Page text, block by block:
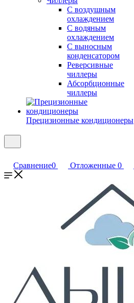
С воздушным
охлаждением
С водяным
охлаждением
С выносным
конденсатором
Реверсивные
чиллеры
Абсорбционные
чиллеры
Прецизионные кондиционеры
Сравнение0 Отложенные 0